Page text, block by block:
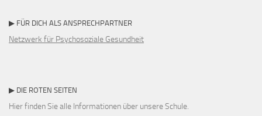
▶ FÜR DICH ALS ANSPRECHPARTNER
Netzwerk für Psychosoziale Gesundheit
▶ DIE ROTEN SEITEN
Hier finden Sie alle Informationen über unsere Schule.